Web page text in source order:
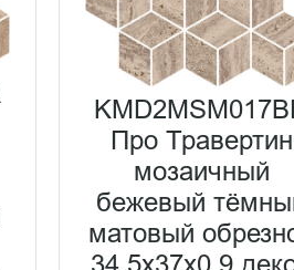
Про Травертин
мозаичный
бежевый
матовый